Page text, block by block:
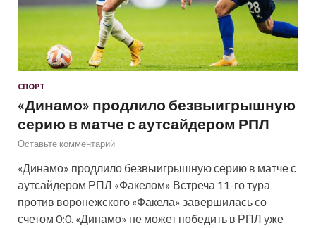
СПОРТ
«Динамо» продлило безвыигрышную
серию в матче с аутсайдером РПЛ
Оставьте комментарий
«Динамо» продлило безвыигрышную серию в матче с
аутсайдером РПЛ «Факелом» Встреча 11-го тура
против воронежского «Факела» завершилась со
счетом 0:0. «Динамо» не может победить в РПЛ уже